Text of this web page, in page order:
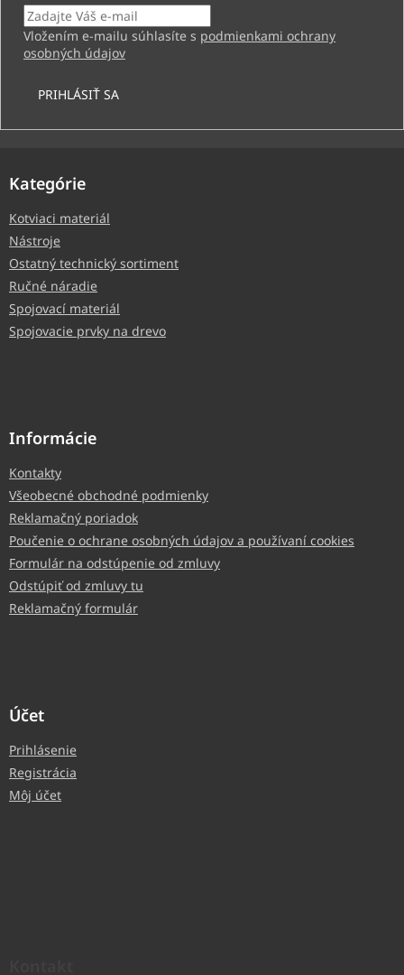
Vložením e-mailu súhlasíte s podmienkami ochrany
osobných údajov
PRIHLÁSIŤ SA
Kategórie
Kotviaci materiál
Nástroje
Ostatný technický sortiment
Ručné náradie
Spojovací materiál
Spojovacie prvky na drevo
Informácie
Kontakty
Všeobecné obchodné podmienky
Reklamačný poriadok
Poučenie o ochrane osobných údajov a používaní cookies
Formulár na odstúpenie od zmluvy
Odstúpiť od zmluvy tu
Reklamačný formulár
Účet
Prihlásenie
Registrácia
Môj účet